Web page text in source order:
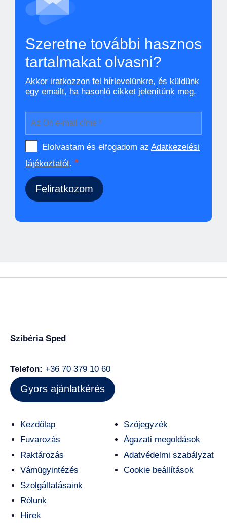
Szeretne további hasznos
tartalmakat olvasni?
Akkor iratkozzon fel hírlevelünkre, és küldünk
egy emailt, ha hasonló cikket jelenítünk meg.
Elolvastam és elfogadom az Adatkezelési
tájékoztatót. *
Szibéria Sped
Telefon: +36 70 379 10 60
Gyors ajánlatkérés
Kezdőlap
Fuvarozás
Raktározás
Vámügyintézés
Szolgáltatásaink
Rólunk
Hírek
Szójegyzék
Ágazati megoldások
Adatvédelmi szabályzat
Cookie beállítások